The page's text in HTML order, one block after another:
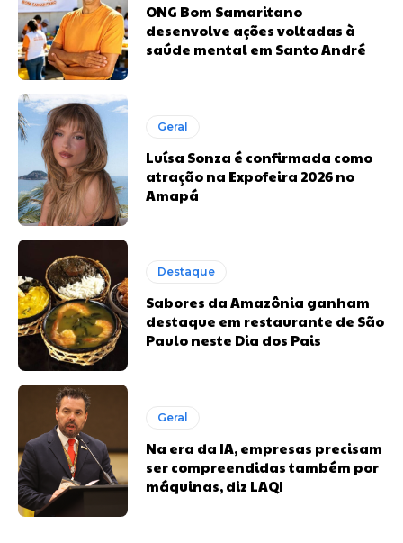
ONG Bom Samaritano
desenvolve ações voltadas à
saúde mental em Santo André
Geral
Luísa Sonza é confirmada como
atração na Expofeira 2026 no
Amapá
Destaque
Sabores da Amazônia ganham
destaque em restaurante de São
Paulo neste Dia dos Pais
Geral
Na era da IA, empresas precisam
ser compreendidas também por
máquinas, diz LAQI